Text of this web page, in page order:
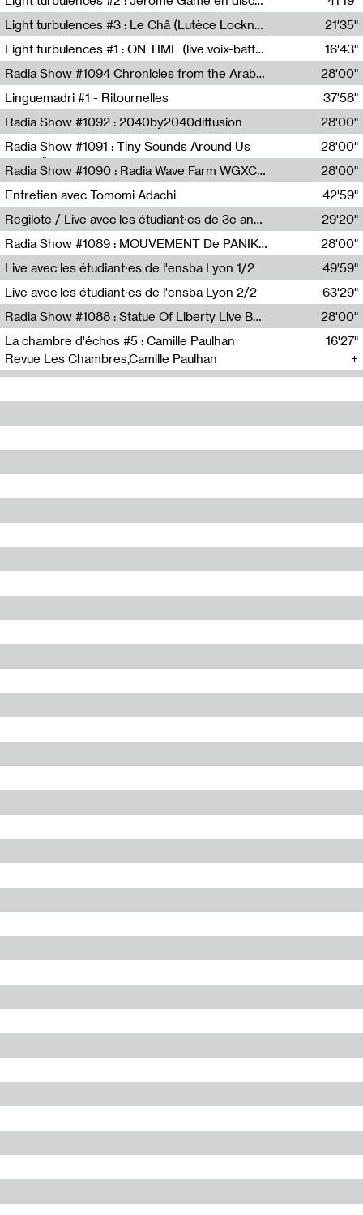
Light turbulences #3 : Le Châ (Lutèce Lockness)
Lutèce Lockness
21'35"
Light turbulences #1 : ON TIME (live voix-batterie) avec Jérôme Game & Jean-Michel Espitallier
Jérôme Game,Jean-Michel Espitallier
16'43"
Radia Show #1094 Chronicles from the Arab Cold War by Ghazi Barakat
Reboot.fm
28'00"
Linguemadri #1 - Ritournelles
Meris Angioletti
37'58"
Radia Show #1092 : 2040by2040diffusion
Diffusion FM
28'00"
Radia Show #1091 : Tiny Sounds Around Us
Radio Študent
28'00"
Radia Show #1090 : Radia Wave Farm WGXC Corey De Juan Sherrard Jr Startalk
Wave Farm
28'00"
Entretien avec Tomomi Adachi
Tomomi Adachi,Loraine Baud
42'59"
Regilote / Live avec les étudiant·es de 3e année de l'EMA
Nima Henryon,Athéna Noël,Amir Genillon,Ibourayane Ahmadi,Manelle Cherrih,Honorine Gibello,John Weeber,Manon Joseph
29'20"
Radia Show #1089 : MOUVEMENT De PANIK (Radio Panik)
Radio Panik
28'00"
Live avec les étudiant·es de l'ensba Lyon 1/2
49'59"
Live avec les étudiant·es de l'ensba Lyon 2/2
63'29"
Radia Show #1088 : Statue Of Liberty Live By Ed Baxter (Resonance)
Resonance
28'00"
La chambre d'échos #5 : Camille Paulhan
Revue Les Chambres,Camille Paulhan
16'27"